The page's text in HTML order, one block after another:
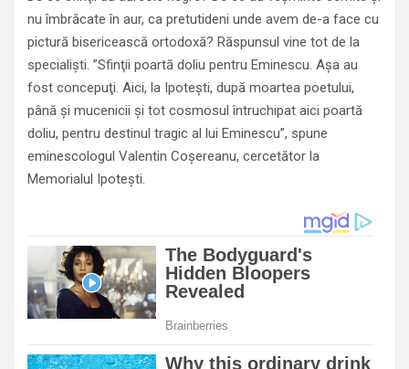
nu îmbrăcate în aur, ca pretutideni unde avem de-a face cu
pictură bisericească ortodoxă? Răspunsul vine tot de la
specialişti. ”Sfinţii poartă doliu pentru Eminescu. Aşa au
fost concepuţi. Aici, la Ipoteşti, după moartea poetului,
până şi mucenicii şi tot cosmosul întruchipat aici poartă
doliu, pentru destinul tragic al lui Eminescu”, spune
eminescologul Valentin Coşereanu, cercetător la
Memorialul Ipoteşti.